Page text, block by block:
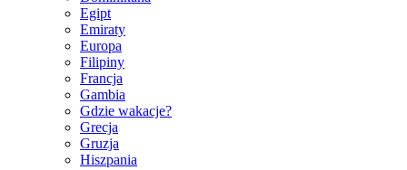
Egipt
Emiraty
Europa
Filipiny
Francja
Gambia
Gdzie wakacje?
Grecja
Gruzja
Hiszpania